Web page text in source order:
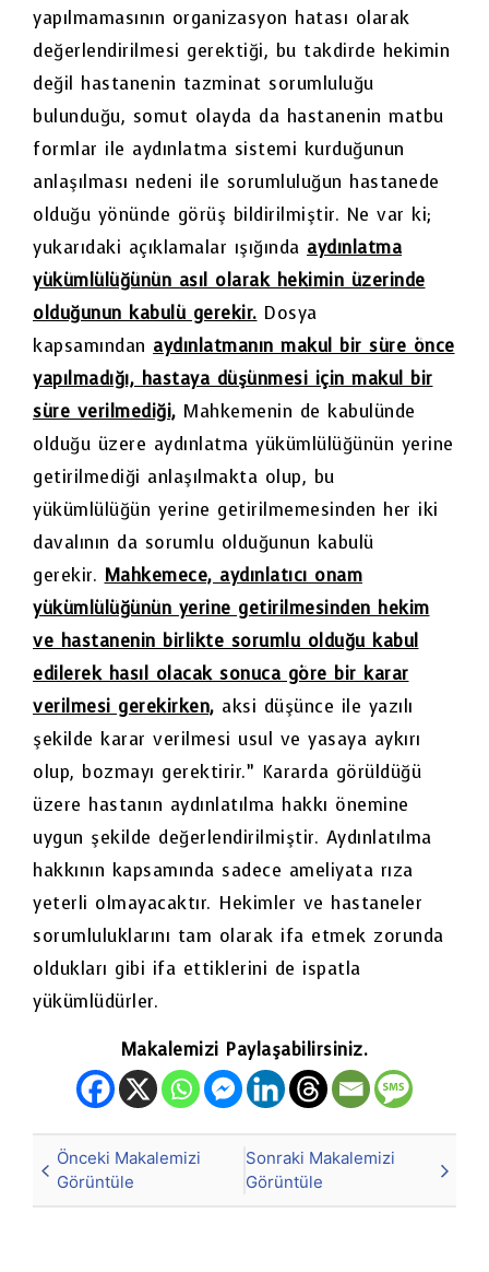
yapılmamasının organizasyon hatası olarak
değerlendirilmesi gerektiği, bu takdirde hekimin
değil hastanenin tazminat sorumluluğu
bulunduğu, somut olayda da hastanenin matbu
formlar ile aydınlatma sistemi kurduğunun
anlaşılması nedeni ile sorumluluğun hastanede
olduğu yönünde görüş bildirilmiştir. Ne var ki;
yukarıdaki açıklamalar ışığında aydınlatma
yükümlülüğünün asıl olarak hekimin üzerinde
olduğunun kabulü gerekir. Dosya
kapsamından aydınlatmanın makul bir süre önce
yapılmadığı, hastaya düşünmesi için makul bir
süre verilmediği, Mahkemenin de kabulünde
olduğu üzere aydınlatma yükümlülüğünün yerine
getirilmediği anlaşılmakta olup, bu
yükümlülüğün yerine getirilmemesinden her iki
davalının da sorumlu olduğunun kabulü
gerekir. Mahkemece, aydınlatıcı onam
yükümlülüğünün yerine getirilmesinden hekim
ve hastanenin birlikte sorumlu olduğu kabul
edilerek hasıl olacak sonuca göre bir karar
verilmesi gerekirken, aksi düşünce ile yazılı
şekilde karar verilmesi usul ve yasaya aykırı
olup, bozmayı gerektirir.” Kararda görüldüğü
üzere hastanın aydınlatılma hakkı önemine
uygun şekilde değerlendirilmiştir. Aydınlatılma
hakkının kapsamında sadece ameliyata rıza
yeterli olmayacaktır. Hekimler ve hastaneler
sorumluluklarını tam olarak ifa etmek zorunda
oldukları gibi ifa ettiklerini de ispatla
yükümlüdürler.
Makalemizi Paylaşabilirsiniz.
Önceki Makalemizi
Görüntüle
Sonraki Makalemizi
Görüntüle